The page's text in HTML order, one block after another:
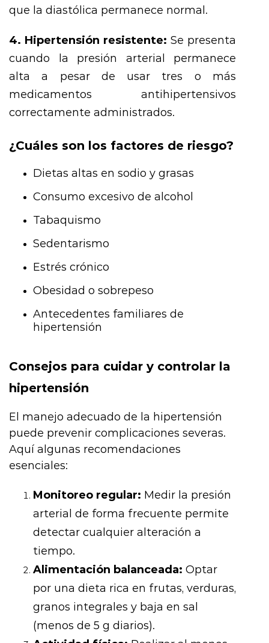
que la diastólica permanece normal.
4. Hipertensión resistente: Se presenta
cuando la presión arterial permanece
alta a pesar de usar tres o más
medicamentos antihipertensivos
correctamente administrados.
¿Cuáles son los factores de riesgo?
Dietas altas en sodio y grasas
Consumo excesivo de alcohol
Tabaquismo
Sedentarismo
Estrés crónico
Obesidad o sobrepeso
Antecedentes familiares de
hipertensión
Consejos para cuidar y controlar la
hipertensión
El manejo adecuado de la hipertensión
puede prevenir complicaciones severas.
Aquí algunas recomendaciones
esenciales:
Monitoreo regular: Medir la presión
arterial de forma frecuente permite
detectar cualquier alteración a
tiempo.
Alimentación balanceada: Optar
por una dieta rica en frutas, verduras,
granos integrales y baja en sal
(menos de 5 g diarios).